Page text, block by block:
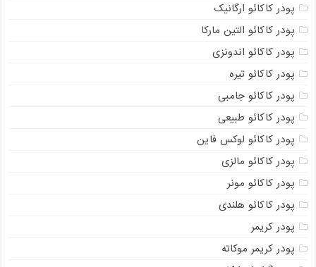
پودر کاکائو ارگانیک
پودر کاکائو التین مارکا
پودر کاکائو اندونزی
پودر کاکائو تیره
پودر کاکائو جامبی
پودر کاکائو طبیعی
پودر کاکائو لوکس فاین
پودر کاکائو مالزی
پودر کاکائو مونر
پودر کاکائو هلندی
پودر کریمر
پودر کریمر موکاته